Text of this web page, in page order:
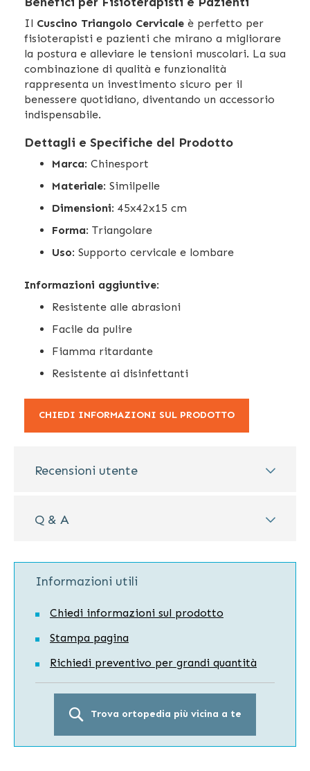
Il Cuscino Triangolo Cervicale è perfetto per
fisioterapisti e pazienti che mirano a migliorare
la postura e alleviare le tensioni muscolari. La sua
combinazione di qualità e funzionalità
rappresenta un investimento sicuro per il
benessere quotidiano, diventando un accessorio
indispensabile.
Dettagli e Specifiche del Prodotto
Marca: Chinesport
Materiale: Similpelle
Dimensioni: 45x42x15 cm
Forma: Triangolare
Uso: Supporto cervicale e lombare
Informazioni aggiuntive:
Resistente alle abrasioni
Facile da pulire
Fiamma ritardante
Resistente ai disinfettanti
CHIEDI INFORMAZIONI SUL PRODOTTO
Recensioni utente
Q & A
Informazioni utili
Chiedi informazioni sul prodotto
Stampa pagina
Richiedi preventivo per grandi quantità
Trova ortopedia più vicina a te